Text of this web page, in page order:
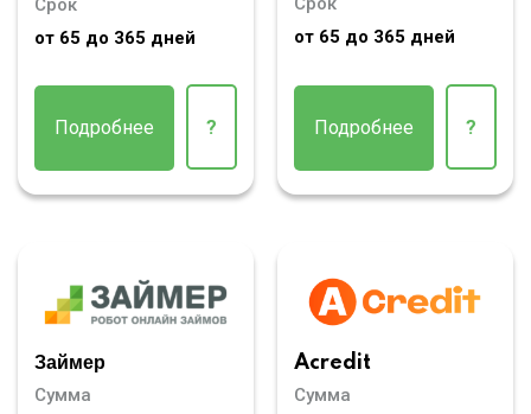
Срок
от 65 до 365 дней
Подробнее ?
от 65 до 365 дней
Подробнее ?
Займер
Сумма
Acredit
Сумма